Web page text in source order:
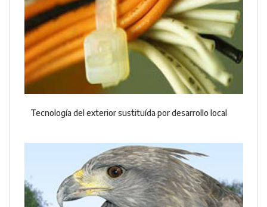
Tecnología del exterior sustituída por desarrollo local